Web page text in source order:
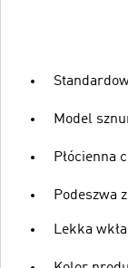
Model
Płócienna
Podeszwa
Lekka